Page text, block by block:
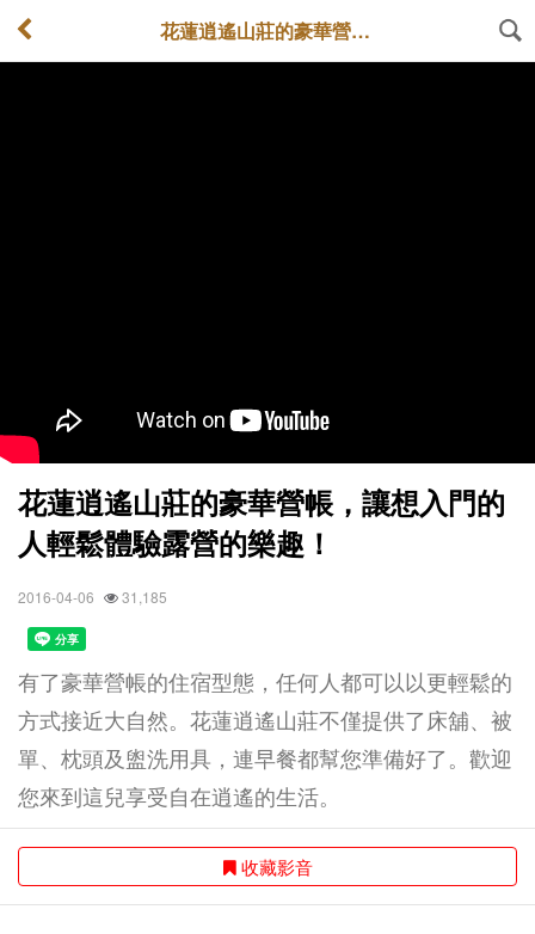
花蓮逍遙山莊的豪華營帳，讓想入門的人輕鬆體驗露營的樂趣！
花蓮逍遙山莊的豪華營帳，讓想入門的
人輕鬆體驗露營的樂趣！
2016-04-06 31,185
有了豪華營帳的住宿型態，任何人都可以以更輕鬆的
方式接近大自然。花蓮逍遙山莊不僅提供了床舖、被
單、枕頭及盥洗用具，連早餐都幫您準備好了。歡迎
您來到這兒享受自在逍­遙的生活。
收藏影音